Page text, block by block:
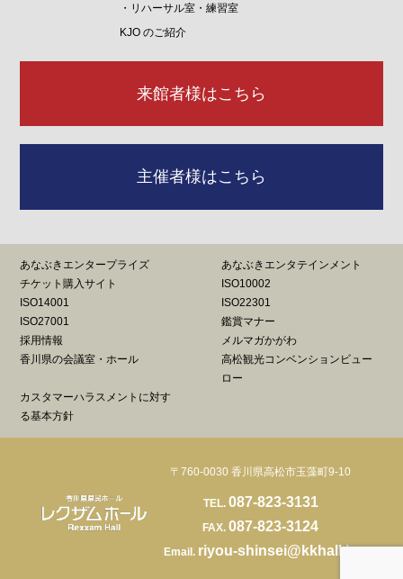
・リハーサル室・練習室
KJO のご紹介
来館者様はこちら
主催者様はこちら
あなぶきエンタープライズ
あなぶきエンタテインメント
チケット購入サイト
ISO10002
ISO14001
ISO22301
ISO27001
鑑賞マナー
採用情報
メルマガかがわ
香川県の会議室・ホール
高松観光コンベンションビュー
ロー
カスタマーハラスメントに対す
る基本方針
〒760-0030 香川県高松市玉藻町9-10
TEL. 087-823-3131
FAX.087-823-3124
Email. riyou-shinsei@kkhall.jp